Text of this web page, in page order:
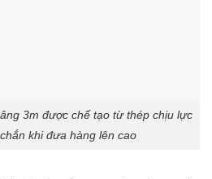
3m được chế tạo từ thép chịu lực
khi đưa hàng lên cao